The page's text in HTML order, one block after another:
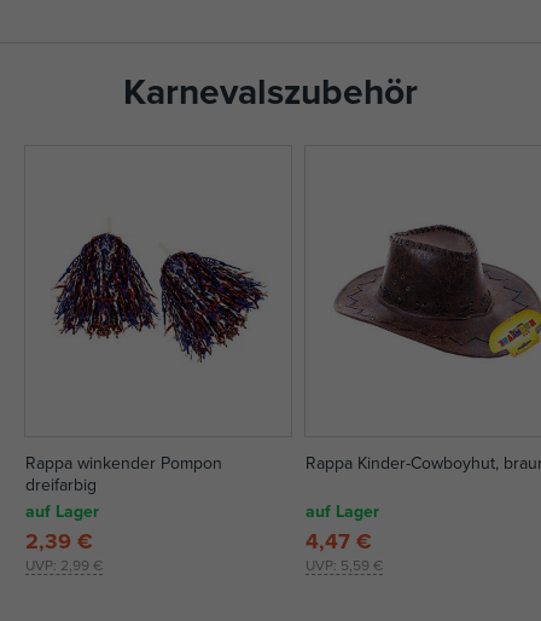
Karnevalszubehör
Rappa winkender Pompon
dreifarbig
auf Lager
UVP: 2,99 €
2,39 €
Rappa Kinder-Cowboyhut,
auf Lager
UVP: 5,59 €
4,47 €